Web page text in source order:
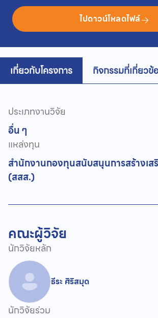
ไปดาวน์โหลดไฟล์
เกี่ยวกับโครงการ กิจกรรมที่เกี่ยวข้
ประเภทงานวิจัย
อื่น ๆ
แหล่งทุน
สำนักงานกองทุนสนับสนุนการสร้างเ
(สสส.)
คณะผู้วิจัย
นักวิจัยหลัก
ธีระ ศิริสมุด
นักวิจัยร่วม